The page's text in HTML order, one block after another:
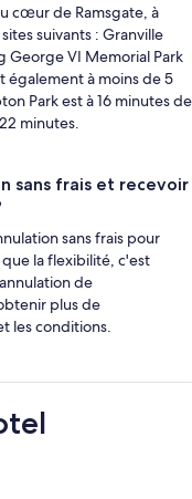
cœur de Ramsgate, à
suivants : Granville
George VI Memorial Park
également à moins de 5
Park est à 16 minutes de
minutes.
sans frais et recevoir
sans frais pour
la flexibilité, c'est
de
plus de
les conditions.